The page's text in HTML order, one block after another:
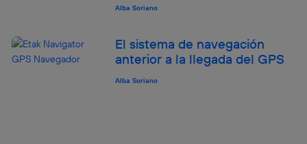
Alba Soriano
El sistema de navegación
anterior a la llegada del GPS
Alba Soriano